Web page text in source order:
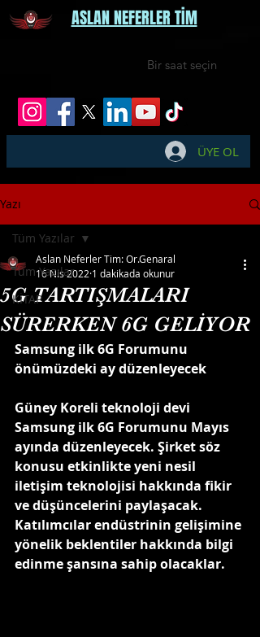
ASLAN NEFERLER TİM
Bir saat seçin
ÜYE OL
Yazı
Tüm Yazılar
KİTAP
Tüm Yazılar
5G TARTIŞMALARI
SÜRERKEN 6G GELİYOR
Aslan Neferler Tim: Or.Genaral
16 Nis 2022 1 dakikada okunur
Samsung ilk 6G Forumunu
önümüzdeki ay düzenleyecek
Güney Koreli teknoloji devi
Samsung ilk 6G Forumunu Mayıs
ayında düzenleyecek. Şirket söz
konusu etkinlikte yeni nesil
iletişim teknolojisi hakkında fikir
ve düşüncelerini paylaşacak.
Katılımcılar endüstrinin gelişimine
yönelik beklentiler hakkında bilgi
edinme şansına sahip olacaklar.